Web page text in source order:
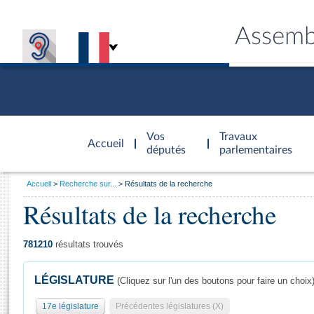
Accueil
d'accueil
Vos
députés
Travaux
parlementaires
Général
Vous
Accueil Recherche sur... Résultats de la recherche
Résultats de la recherche
781210 résultats trouvés
LÉGISLATURE (Cliquez sur l'un des boutons pour faire un choix)
17e législature Précédentes législatures (X)